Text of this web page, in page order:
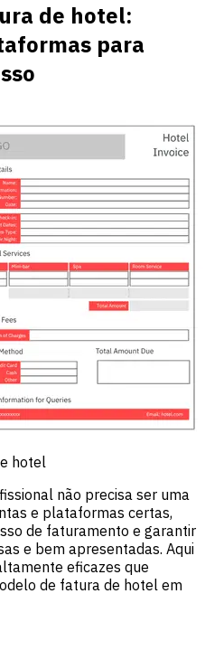
de hotel:
para
hotel
não precisa ser uma
e plataformas certas,
de faturamento e garantir
e bem apresentadas. Aqui
eficazes que
de fatura de hotel em